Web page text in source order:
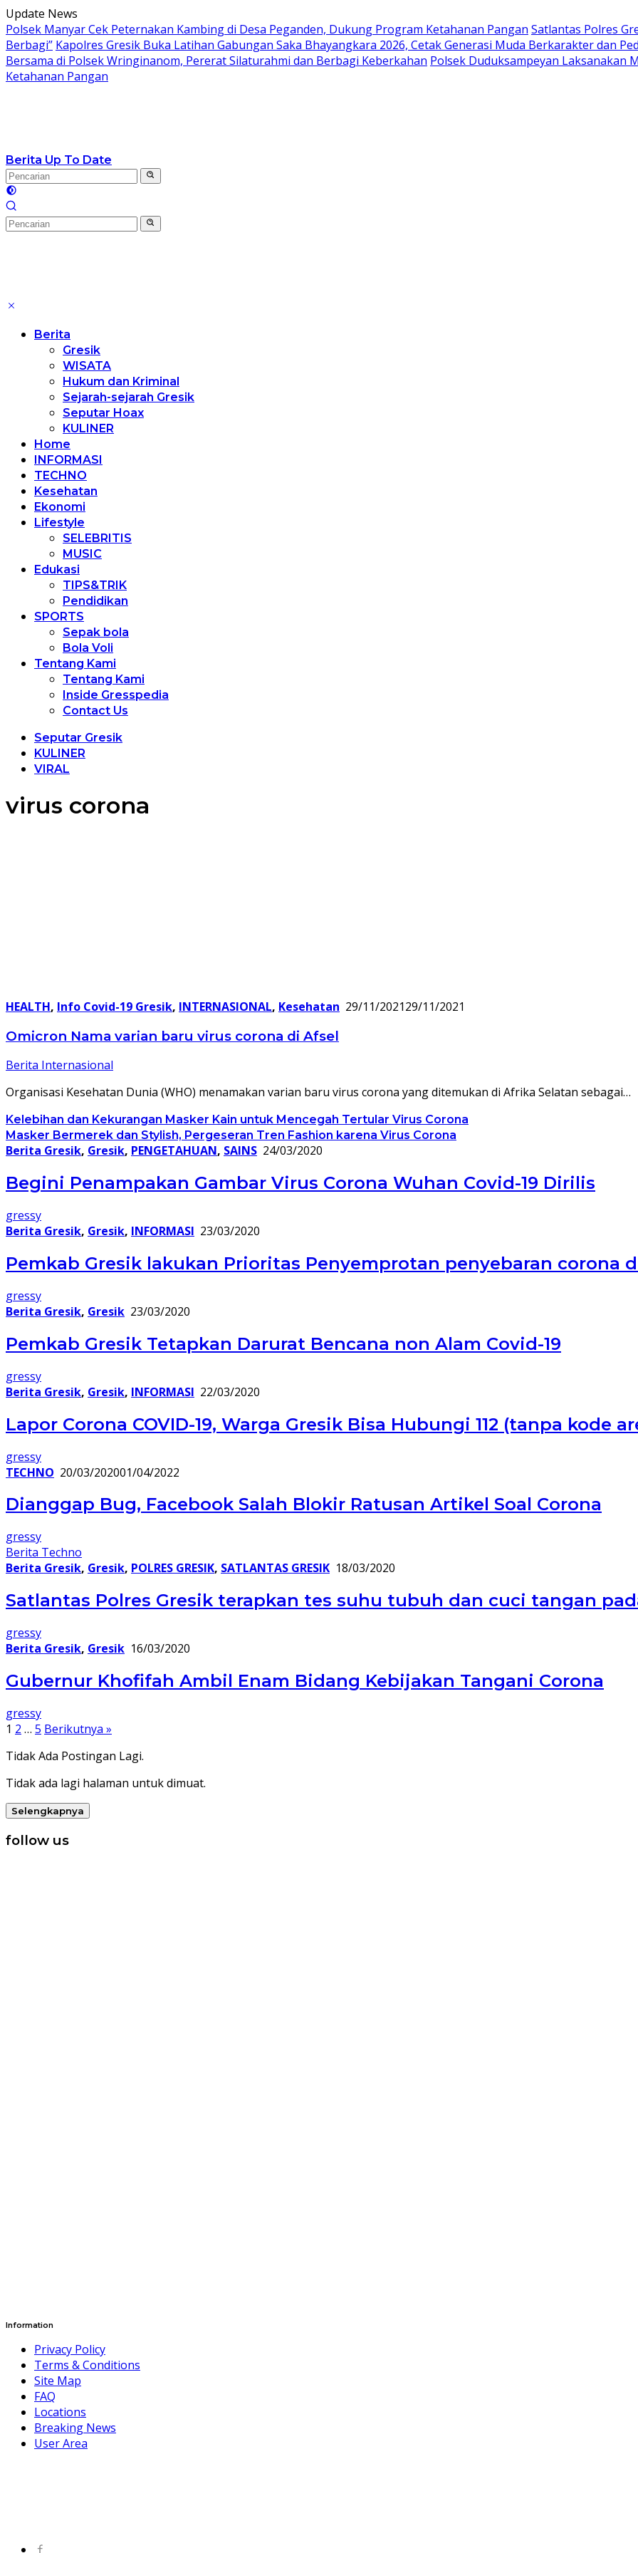
Langsung
ke
konten
Update News
Polsek Manyar Cek Peternakan Kambing di Desa Peganden, Dukung Program Ketahanan Pangan Satlantas Polres
Berbagi” Kapolres Gresik Buka Latihan Gabungan Saka Bhayangkara 2026, Cetak Generasi Muda Berkarakter dan
Bersama di Polsek Wringinanom, Pererat Silaturahmi dan Berbagi Keberkahan Polsek Duduksampeyan Laksanakan
Ketahanan Pangan
Berita Up To Date
Berita
Gresik
WISATA
Hukum dan Kriminal
Sejarah-sejarah Gresik
Seputar Hoax
KULINER
Home
INFORMASI
TECHNO
Kesehatan
Ekonomi
Lifestyle
SELEBRITIS
MUSIC
Edukasi
TIPS&TRIK
Pendidikan
SPORTS
Sepak bola
Bola Voli
Tentang Kami
Tentang Kami
Inside Gresspedia
Contact Us
Seputar Gresik
KULINER
VIRAL
virus corona
HEALTH, Info Covid-19 Gresik, INTERNASIONAL, Kesehatan 29/11/202129/11/2021
Omicron Nama varian baru virus corona di Afsel
Berita Internasional
Organisasi Kesehatan Dunia (WHO) menamakan varian baru virus corona yang ditemukan di Afrika Selatan sebagai…
Kelebihan dan Kekurangan Masker Kain untuk Mencegah Tertular Virus Corona
Masker Bermerek dan Stylish, Pergeseran Tren Fashion karena Virus Corona
Berita Gresik, Gresik, PENGETAHUAN, SAINS 24/03/2020
Begini Penampakan Gambar Virus Corona Wuhan Covid-19 Dirilis
gressy
Berita Gresik, Gresik, INFORMASI 23/03/2020
Pemkab Gresik lakukan Prioritas Penyemprotan penyebaran corona
gressy
Berita Gresik, Gresik 23/03/2020
Pemkab Gresik Tetapkan Darurat Bencana non Alam Covid-19
gressy
Berita Gresik, Gresik, INFORMASI 22/03/2020
Lapor Corona COVID-19, Warga Gresik Bisa Hubungi 112 (tanpa kode
gressy
TECHNO 20/03/202001/04/2022
Dianggap Bug, Facebook Salah Blokir Ratusan Artikel Soal Corona
gressy
Berita Techno
Berita Gresik, Gresik, POLRES GRESIK, SATLANTAS GRESIK 18/03/2020
Satlantas Polres Gresik terapkan tes suhu tubuh dan cuci tangan
gressy
Berita Gresik, Gresik 16/03/2020
Gubernur Khofifah Ambil Enam Bidang Kebijakan Tangani Corona
gressy
Paginasi
pos
1 2 … 5 Berikutnya »
Tidak Ada Postingan Lagi.
Tidak ada lagi halaman untuk dimuat.
Selengkapnya
follow us
Information
Privacy Policy
Terms & Conditions
Site Map
FAQ
Locations
Breaking News
User Area